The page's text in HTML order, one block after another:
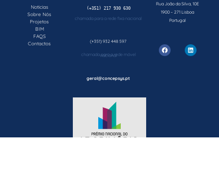
Noticias
Sobre Nós
Projetos
BIM
FAQS
Contactos
(+351) 217 930 630
chamada para a rede fixa nacional
(+351) 932 448 597
chamada para a rede móvel nacional
geral@concepsys.pt
Rua João da Silva, 10E
1900 – 271 Lisboa
Portugal